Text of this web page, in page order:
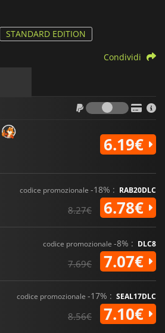
STANDARD EDITION
Condividi
6.19€
codice promozionale -18% : RAB20DLC
8.27€ 6.78€
codice promozionale -8% : DLC8
7.69€ 7.07€
codice promozionale -17% : SEAL17DLC
8.56€ 7.10€